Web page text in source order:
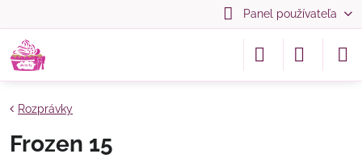
Panel používateľa
Rozprávky
Frozen 15